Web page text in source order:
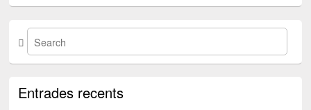
Entrades recents